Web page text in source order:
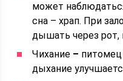
может
сна – храп. При
дышать через рот,
Чихание – питомец
дыхание